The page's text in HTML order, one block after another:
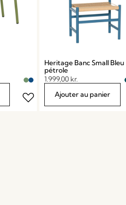
Heritage Banc Small Bleu
pétrole
1.999,00 kr.
Ajouter au panier